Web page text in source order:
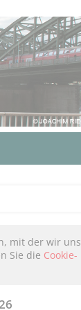
mit der wir uns
Sie die Cookie-